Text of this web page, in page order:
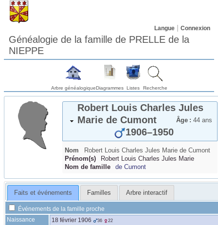
Langue Connexion
Généalogie de la famille de PRELLE de la
NIEPPE
Arbre généalogiqueDiagrammes Listes Recherche
Robert Louis Charles Jules
Marie de Cumont Âge : 44 ans
1906–1950
Nom Robert Louis Charles Jules Marie de Cumont
Prénom(s)
Robert Louis Charles Jules Marie
Nom de famille
de Cumont
Faits et événements Familles Arbre interactif
Événements de la famille proche
Naissance
18 février 1906 36 22